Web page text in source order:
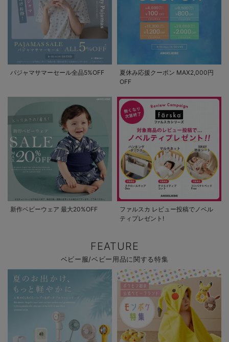
パジャマサマーセール全品5%OFF
夏休み応援クーポン MAX2,000円
OFF
新作ベビーウェア 最大20%OFF
ファルスカ レビュー投稿でノベル
ティプレゼント!
FEATURE
ベビー服/ベビー用品に関する特集